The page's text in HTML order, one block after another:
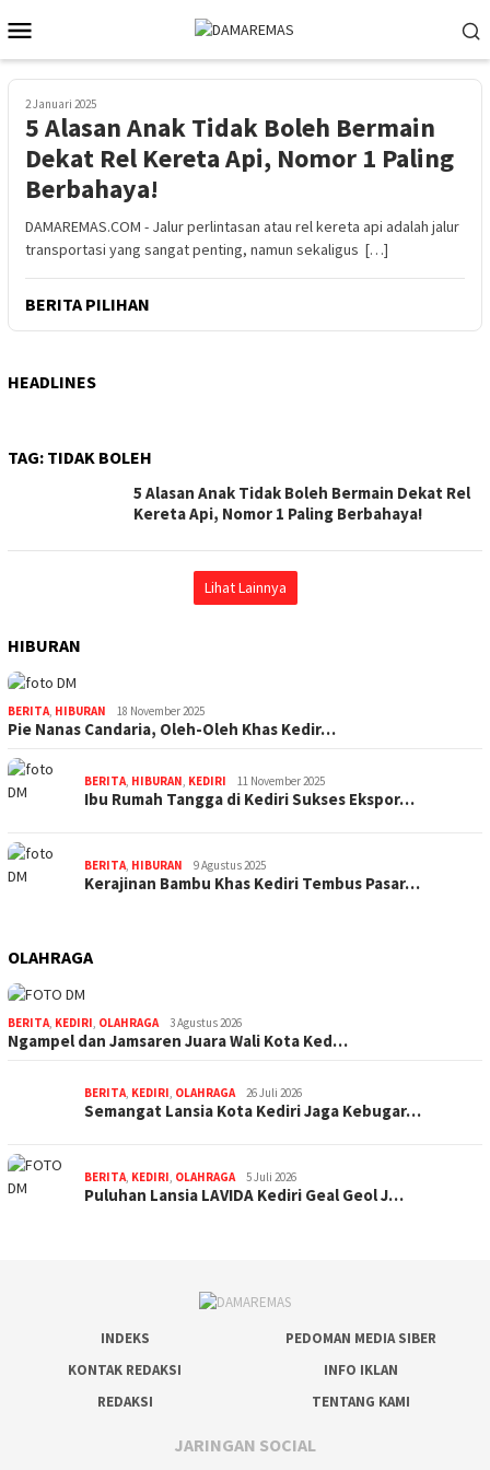
ke
kontenMobile
2 Januari 2025
5 Alasan Anak Tidak Boleh Bermain
Dekat Rel Kereta Api, Nomor 1 Paling
Berbahaya!
DAMAREMAS.COM - Jalur perlintasan atau rel kereta api adalah jalur
transportasi yang sangat penting, namun sekaligus […]
BERITA PILIHAN
HEADLINES
TAG: TIDAK BOLEH
5 Alasan Anak Tidak Boleh Bermain Dekat Rel
Kereta Api, Nomor 1 Paling Berbahaya!
Lihat Lainnya
HIBURAN
BERITA, HIBURAN 18 November 2025
Pie Nanas Candaria, Oleh-Oleh Khas Kedir…
BERITA, HIBURAN, KEDIRI 11 November 2025
Ibu Rumah Tangga di Kediri Sukses Ekspor…
BERITA, HIBURAN 9 Agustus 2025
Kerajinan Bambu Khas Kediri Tembus Pasar…
OLAHRAGA
BERITA, KEDIRI, OLAHRAGA 3 Agustus 2026
Ngampel dan Jamsaren Juara Wali Kota Ked…
BERITA, KEDIRI, OLAHRAGA 26 Juli 2026
Semangat Lansia Kota Kediri Jaga Kebugar…
BERITA, KEDIRI, OLAHRAGA 5 Juli 2026
Puluhan Lansia LAVIDA Kediri Geal Geol J…
INDEKS
PEDOMAN MEDIA SIBER
KONTAK REDAKSI
INFO IKLAN
REDAKSI
TENTANG KAMI
JARINGAN SOCIAL